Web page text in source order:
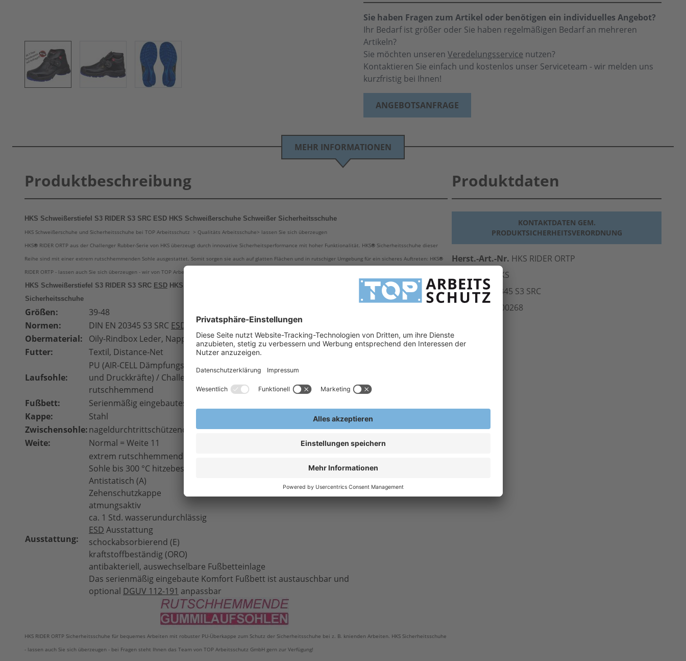
Sie haben Fragen zum Artikel oder benötigen ein individuelles Angebot?
Ihr Bedarf ist größer oder Sie haben regelmäßigen Bedarf an mehreren
Artikeln?
Sie möchten unseren Veredelungsservice nutzen?
Kontaktieren Sie einfach und kostenlos unser Serviceteam - wir melden uns
kurzfristig bei Ihnen!
ANGEBOTSANFRAGE
MEHR INFORMATIONEN
Produktbeschreibung
HKS Schweißerstiefel S3 RIDER S3 SRC ESD HKS Schweißerschuhe Schweißer Sicherheitsschuhe
HKS Schweißerschuhe und Sicherheitsschuhe bei TOP Arbeitsschutz > Qualitäts Arbeitsschuhe> lassen Sie sich überzeugen
HKS® RIDER ORTP aus der Challenger Rubber-Serie von HKS überzeugt durch innovative Sicherheitsperformance mit hoher Funktionalität. HKS® Sicherheitsschuhe dieser
Reihe sind mit einer extrem rutschhemmenden Sohle ausgestattet. Somit sorgen sie auch auf glatten Flächen und in rutschiger Umgebung für ein sicheres Auftreten: HKS®
RIDER ORTP - lassen auch Sie sich überzeugen - wir von TOP Arbeitsschutz GmbH stehen für Fragen gern zur Verfügung.
HKS Schweißerstiefel S3 RIDER S3 SRC ESD HKS Schweißerschuhe Schweißer
Sicherheitsschuhe
Größen:
39-48
Normen:
DIN EN 20345 S3 SRC ESD
Obermaterial:
Oily-Rindbox Leder, Nappaleder Lasche
Futter:
Textil, Distance-Net
Laufsohle:
PU (AIR-CELL Dämpfungssystem für optimale Reduktion der Aufprall-
und Druckkräfte) / Challenger Gumi/Pu Komfort-Laufsohle, extrem
rutschhemmend
Fußbett:
Serienmäßig eingebautes FIT FOR WORK-Fußbett
Kappe:
Stahl
Zwischensohle:nageldurchtrittschützende T-Laminate
Weite:
Normal = Weite 11
Ausstattung:
extrem rutschhemmend (SRC = SRA + SRB)
Sohle bis 300 °C hitzebeständig
Antistatisch (A)
Zehenschutzkappe
atmungsaktiv
ca. 1 Std. wasserundurchlässig
ESD Ausstattung
schockabsorbierend (E)
kraftstoffbeständig (ORO)
antibakteriell, auswechselbare Fußbetteinlage
Das serienmäßig eingebaute Komfort Fußbett ist austauschbar und
optional DGUV 112-191 anpassbar
HKS RIDER ORTP Sicherheitsschuhe für bequemes Arbeiten mit robuster PU-Überkappe zum Schutz der Sicherheitsschuhe bei z. B. knienden Arbeiten. HKS Sicherheitsschuhe
- lassen auch Sie sich überzeugen - bei Fragen steht Ihnen das Team von TOP Arbeitsschutz GmbH gern zur Verfügung!
Produktdaten
KONTAKTDATEN GEM.
PRODUKTSICHERHEITSVERORDNUNG
Herst.-Art.-Nr. HKS RIDER ORTP
HKS
NormEN 20345 S3 SRC
202.00268